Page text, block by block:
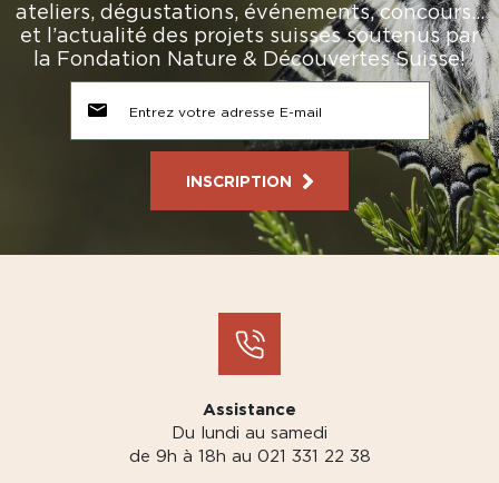
ateliers, dégustations, événements, concours…
et l’actualité des projets suisses soutenus par
la Fondation Nature & Découvertes Suisse!
INSCRIPTION
Assistance
Du lundi au samedi
de 9h à 18h au 021 331 22 38